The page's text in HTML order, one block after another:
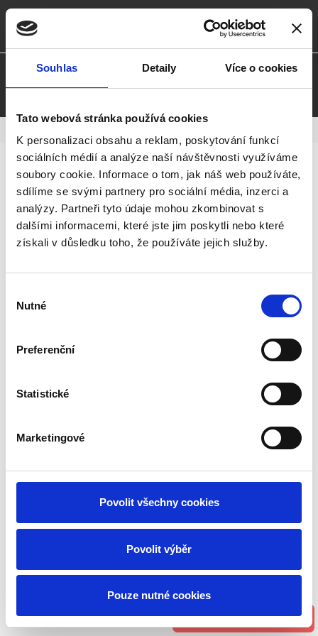
Souhlas Detaily Více o cookies
Tato webová stránka používá cookies
K personalizaci obsahu a reklam, poskytování funkcí
sociálních médií a analýze naší návštěvnosti využíváme
soubory cookie. Informace o tom, jak náš web používáte,
sdílíme se svými partnery pro sociální média, inzerci a
analýzy. Partneři tyto údaje mohou zkombinovat s
dalšími informacemi, které jste jim poskytli nebo které
získali v důsledku toho, že používáte jejich služby.
souhlasu
Nutné
Preferenční
Statistické
Marketingové
Povolit všechny cookies
Povolit výběr
Pouze nutné cookies
facebook
Rezervujte si techniku